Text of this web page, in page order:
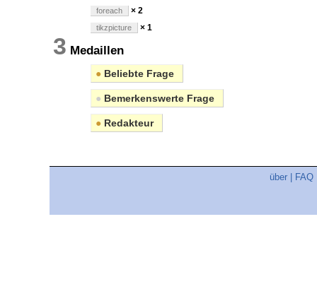
foreach × 2
tikzpicture × 1
3 Medaillen
● Beliebte Frage
● Bemerkenswerte Frage
● Redakteur
über FAQ